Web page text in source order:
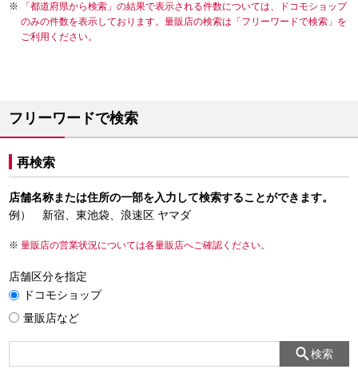
「都道府県から検索」の結果で表示される件数については、ドコモショップ
のみの件数を表示しております。量販店の検索は「フリーワードで検索」を
ご利用ください。
フリーワードで検索
再検索
店舗名称または住所の一部を入力して検索することができます。
例） 新宿、東池袋、浪速区 ヤマダ
量販店の営業状況については各量販店へご確認ください。
店舗区分を指定
ドコモショップ
量販店など
検索